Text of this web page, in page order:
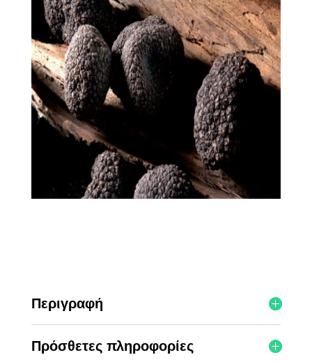
Περιγραφή
Πρόσθετες πληροφορίες